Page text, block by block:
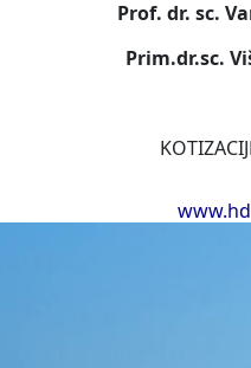
Prof. dr. sc.
Prim.dr.sc.